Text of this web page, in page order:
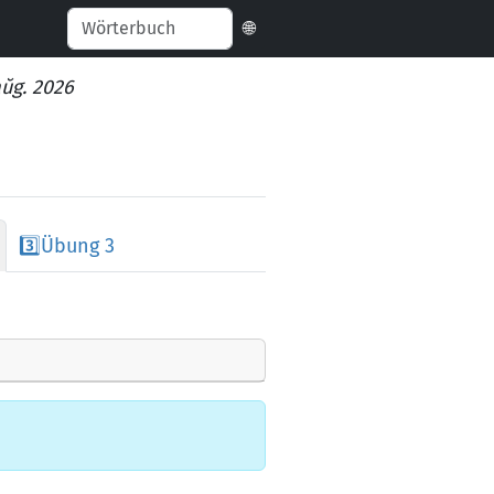
🌐
2026
3️⃣Übung 3